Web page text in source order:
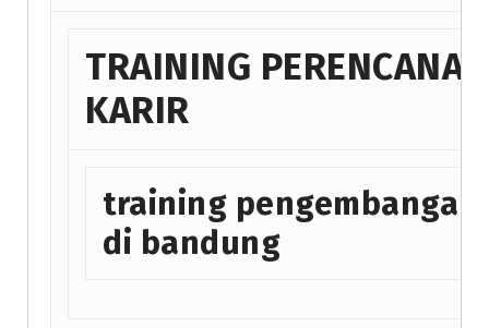
TRAINING
KARIR
training
di bandung